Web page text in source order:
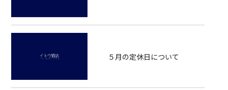
５月の定休日について